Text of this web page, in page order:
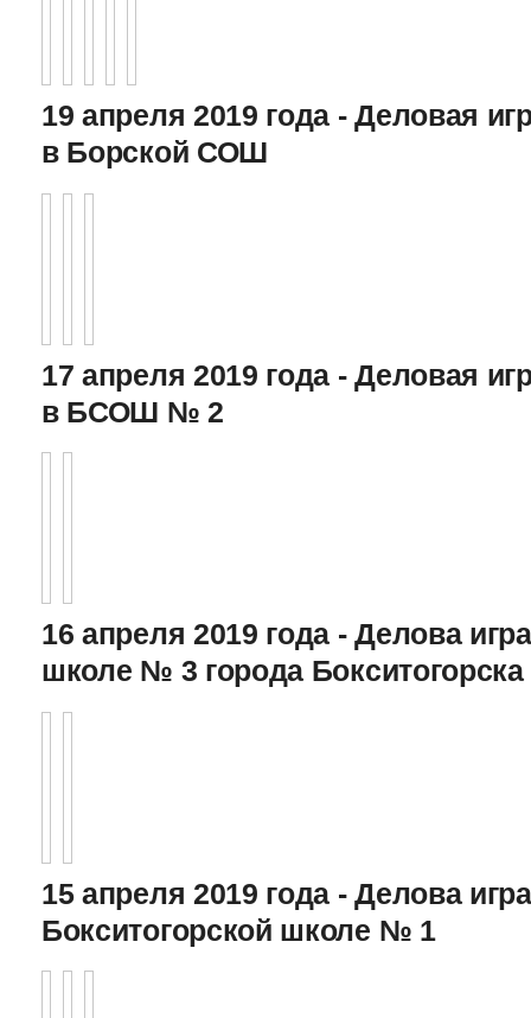
19 апреля 2019 года - Деловая
в Борской СОШ
17 апреля 2019 года - Деловая
в БСОШ № 2
16 апреля 2019 года - Делова
школе № 3 города Бокситогорска
15 апреля 2019 года - Делова
Бокситогорской школе № 1